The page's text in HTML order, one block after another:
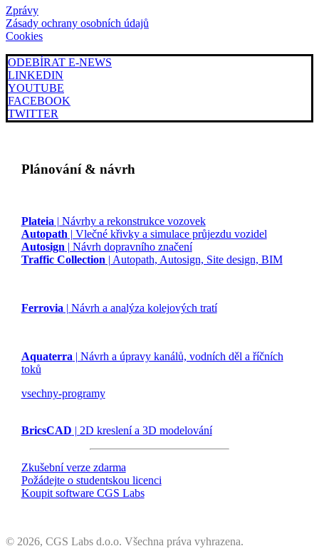
Zprávy
Zásady ochrany osobních údajů
Cookies
ODEBÍRAT E-NEWS
LINKEDIN
YOUTUBE
FACEBOOK
TWITTER
Plánování & návrh
Plateia | Návrhy a rekonstrukce vozovek
Autopath | Vlečné křivky a simulace průjezdu vozidel
Autosign | Návrh dopravního značení
Traffic Collection | Autopath, Autosign, Site design, BIM
Ferrovia | Návrh a analýza kolejových tratí
Aquaterra | Návrh a úpravy kanálů, vodních děl a říčních
toků
vsechny-programy
BricsCAD | 2D kreslení a 3D modelování
Zkušební verze zdarma
Požádejte o studentskou licenci
Koupit software CGS Labs
© 2026, CGS Labs d.o.o. Všechna práva vyhrazena.